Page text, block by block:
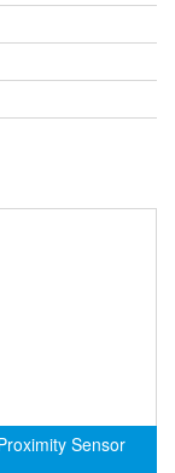
Sensor